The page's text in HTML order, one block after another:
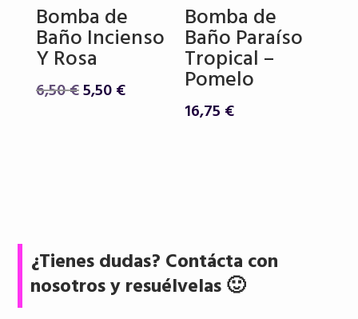
Bomba de
Baño Incienso
Y Rosa
6,50€El
5,50€El
Bomba de
Baño Paraíso
Tropical –
Pomelo
16,75 €
¿Tienes dudas? Contácta con
nosotros y resuélvelas 🙂